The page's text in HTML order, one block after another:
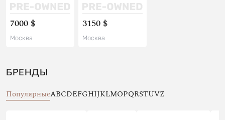
7000 $
Москва
3150 $
Москва
БРЕНДЫ
ПопулярныеABCDEFGHIJKLMOPQRSTUVZ